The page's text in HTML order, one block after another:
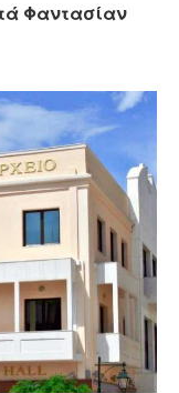
Φαντασίαν